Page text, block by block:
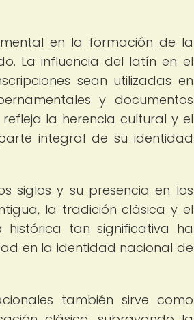
en la formación de la
La influencia del latín en el
sean utilizadas en
y documentos
la herencia cultural y el
integral de su identidad
siglos y su presencia en los
la tradición clásica y el
histórica tan significativa ha
en la identidad nacional de
también sirve como